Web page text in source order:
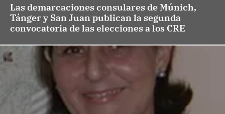
Las demarcaciones consulares de Múnich,
Tánger y San Juan publican la segunda
convocatoria de las elecciones a los CRE